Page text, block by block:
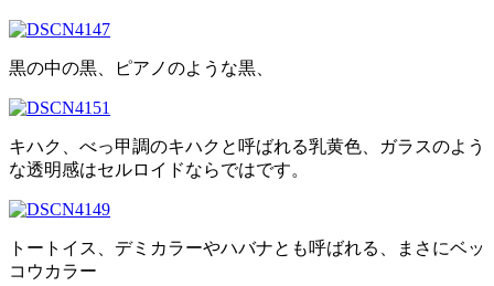
黒の中の黒、ピアノのような黒、
キハク、べっ甲調のキハクと呼ばれる乳黄色、ガラスのよう
な透明感はセルロイドならではです。
トートイス、デミカラーやハバナとも呼ばれる、まさにベッ
コウカラー